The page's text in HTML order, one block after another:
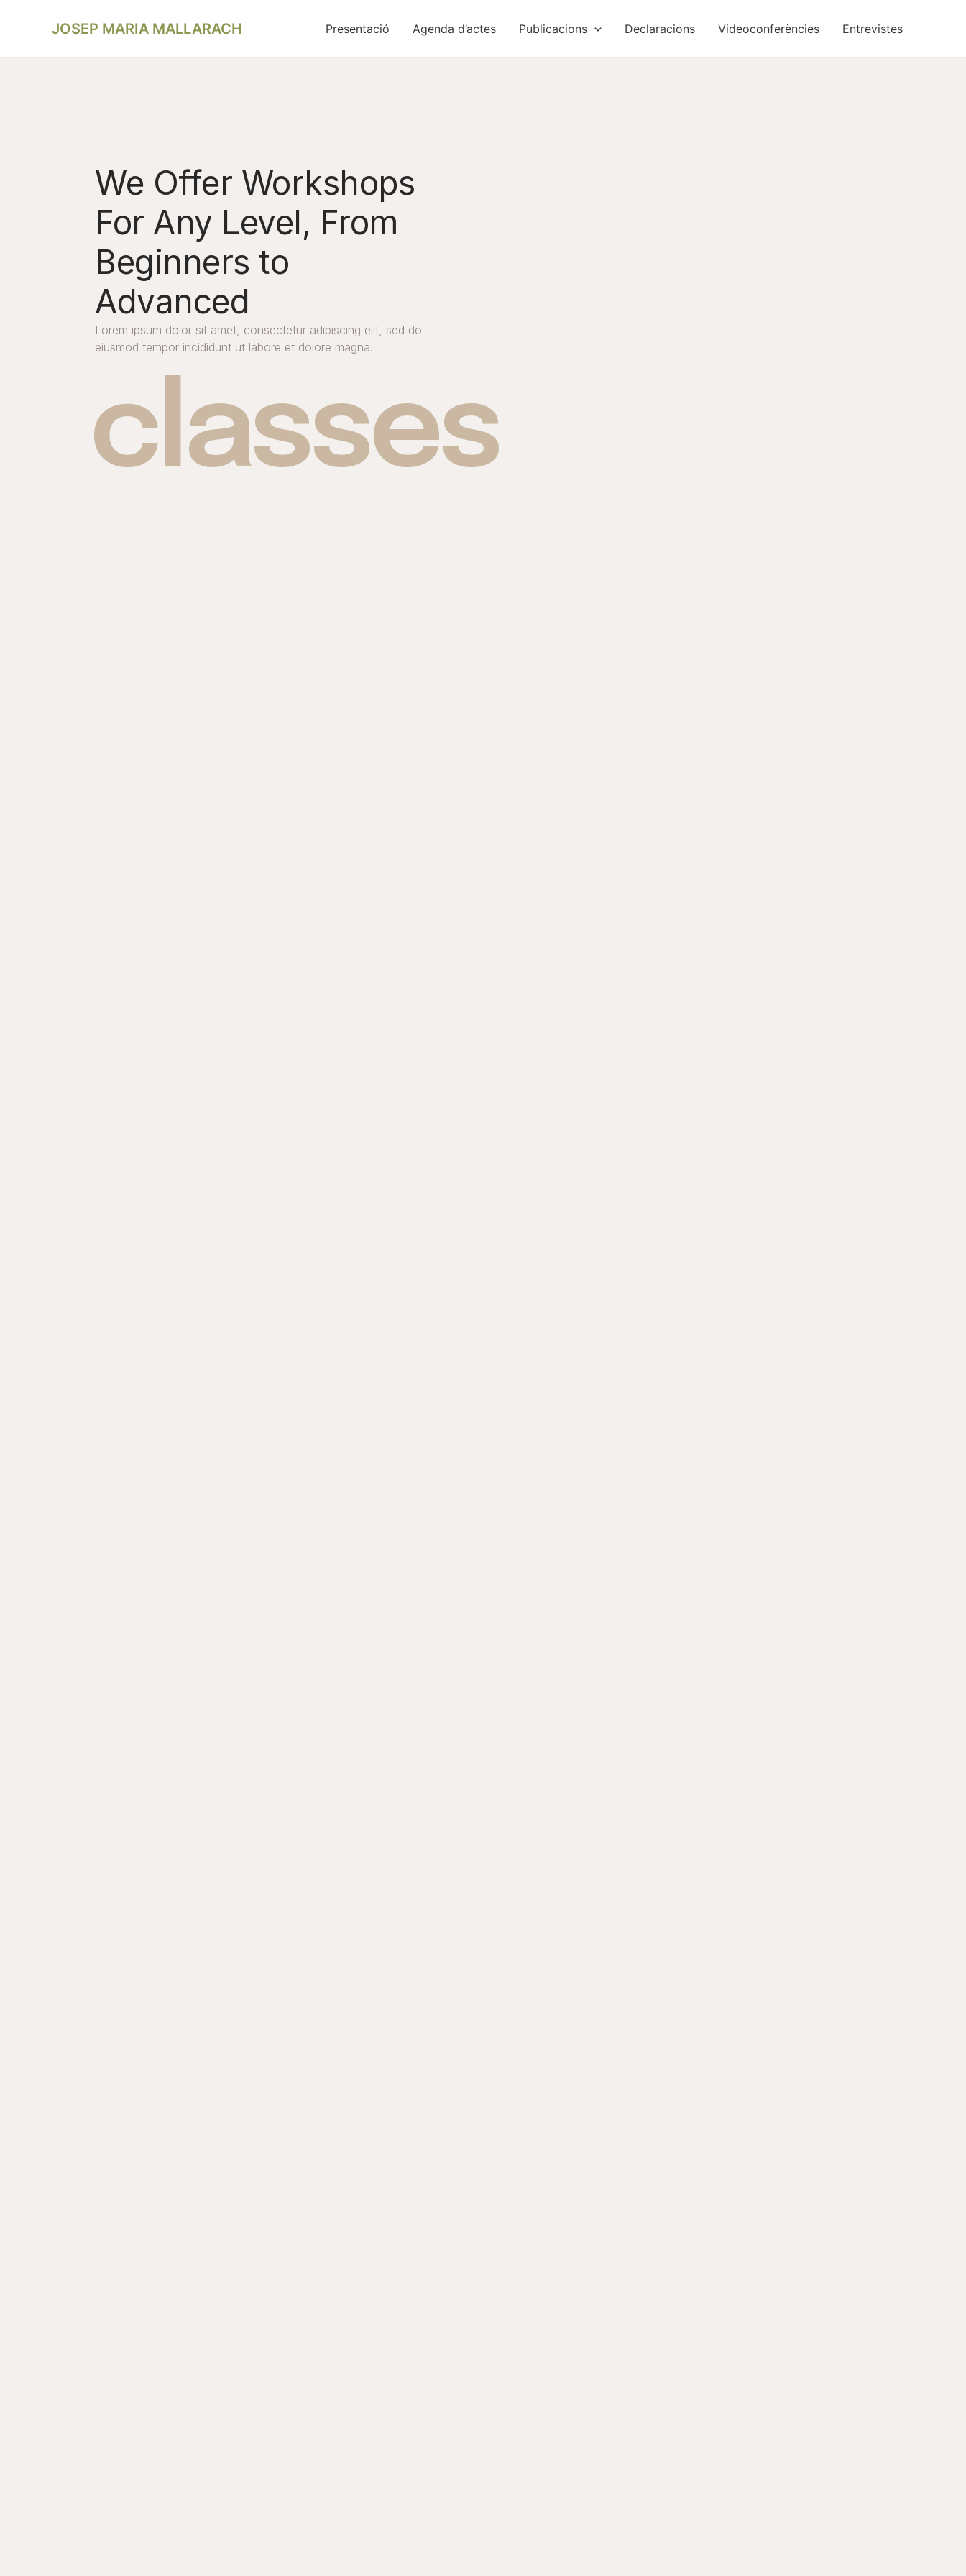
JOSEP MARIA MALLARACH Presentació Agenda d’actes Publicacions Declaracions Videoconferències Entrevistes
We Offer Workshops
For Any Level, From
Beginners to
Advanced
Lorem ipsum dolor sit amet, consectetur adipiscing elit, sed do
eiusmod tempor incididunt ut labore et dolore magna.
classes